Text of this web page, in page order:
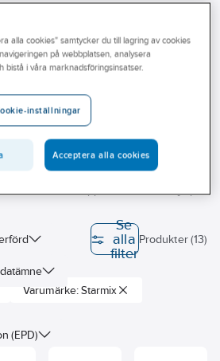
Tillbehör hand- & hårtork
brett sortiment av vitvaror och
både din vardag och ditt arbete. Vårt
och kylskåp till dator- och
(EPD)
Se
alla
filter
Produkter (13)
Varumärke: Starmix
alla cookies" samtycker du till lagring av cookies
på webbplatsen, analysera
bistå i våra marknadsföringsinsatser.
inställningar
Acceptera alla cookies